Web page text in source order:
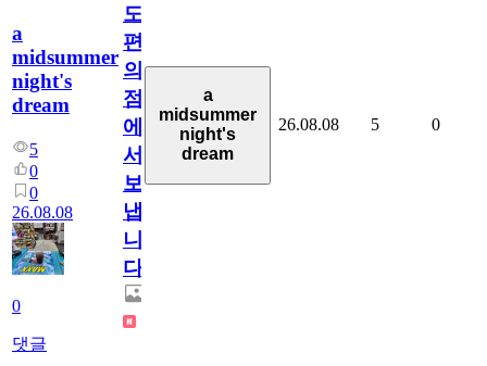
a
midsummer
night's
dream
5
0
0
26.08.08
0
댓글
도
편
의
점
에
서
보
냅
니
다.
a
midsummer
night's
dream
26.08.08 5 0